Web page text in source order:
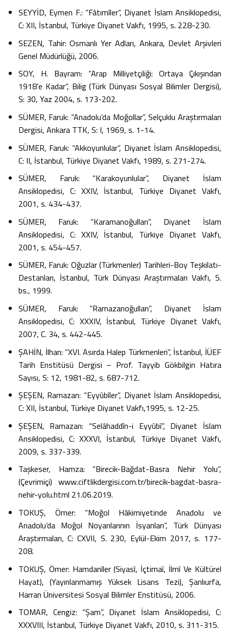
SEYYİD, Eymen F.: “Fâtımîler”, Diyanet İslam Ansiklopedisi,
C: XII, İstanbul, Türkiye Diyanet Vakfı, 1995, s. 228-230.
SEZEN, Tahir: Osmanlı Yer Adları, Ankara, Devlet Arşivleri
Genel Müdürlüğü, 2006.
SOY, H. Bayram: “Arap Milliyetçiliği: Ortaya Çıkışından
1918’e Kadar”, Bilig (Türk Dünyası Sosyal Bilimler Dergisi),
S: 30, Yaz 2004, s. 173-202.
SÜMER, Faruk: “Anadolu’da Moğollar”, Selçuklu Araştırmaları
Dergisi, Ankara TTK, S: I, 1969, s. 1-14.
SÜMER, Faruk: “Akkoyunlular”, Diyanet İslam Ansiklopedisi,
C: II, İstanbul, Türkiye Diyanet Vakfı, 1989, s. 271-274.
SÜMER, Faruk: “Karakoyunlular”, Diyanet İslam
Ansiklopedisi, C: XXIV, İstanbul, Türkiye Diyanet Vakfı,
2001, s. 434-437.
SÜMER, Faruk: “Karamanoğulları”, Diyanet İslam
Ansiklopedisi, C: XXIV, İstanbul, Türkiye Diyanet Vakfı,
2001, s. 454-457.
SÜMER, Faruk: Oğuzlar (Türkmenler) Tarihleri-Boy Teşkilatı-
Destanları, İstanbul, Türk Dünyası Araştırmaları Vakfı, 5.
bs., 1999.
SÜMER, Faruk: “Ramazanoğulları”, Diyanet İslam
Ansiklopedisi, C: XXXIV, İstanbul, Türkiye Diyanet Vakfı,
2007, C. 34, s. 442-445.
ŞAHİN, İlhan: “XVI. Asırda Halep Türkmenleri”, İstanbul, İÜEF
Tarih Enstitüsü Dergisi – Prof. Tayyib Gökbilgin Hatıra
Sayısı, S: 12, 1981-82, s. 687-712.
ŞEŞEN, Ramazan: “Eyyûbîler”, Diyanet İslam Ansiklopedisi,
C: XII, İstanbul, Türkiye Diyanet Vakfı,1995, s. 12-25.
ŞEŞEN, Ramazan: “Selâhaddîn-i Eyyûbî”, Diyanet İslam
Ansiklopedisi, C: XXXVI, İstanbul, Türkiye Diyanet Vakfı,
2009, s. 337-339.
Taşkeser, Hamza: “Birecik-Bağdat-Basra Nehir Yolu”,
(Çevrimiçi) www.ciftlikdergisi.com.tr/birecik-bagdat-basra-
nehir-yolu.html 21.06.2019.
TOKUŞ, Ömer: “Moğol Hâkimiyetinde Anadolu ve
Anadolu’da Moğol Noyanlarının İsyanları”, Türk Dünyası
Araştırmaları, C: CXVII, S. 230, Eylül-Ekim 2017, s. 177-
208.
TOKUŞ, Ömer: Hamdanîler (Siyasî, İçtimaî, İlmî Ve Kültürel
Hayat), (Yayınlanmamış Yüksek Lisans Tezi), Şanlıurfa,
Harran Üniversitesi Sosyal Bilimler Enstitüsü, 2006.
TOMAR, Cengiz: “Şam”, Diyanet İslam Ansiklopedisi, C:
XXXVIII, İstanbul, Türkiye Diyanet Vakfı, 2010, s. 311-315.